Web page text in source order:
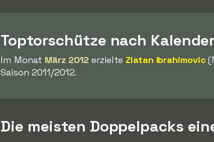
Toptorschütze nach
Im Monat März 2012 erzielte Zlatan Ibrahimovic
Saison 2011/2012.
Die meisten Doppelpacks